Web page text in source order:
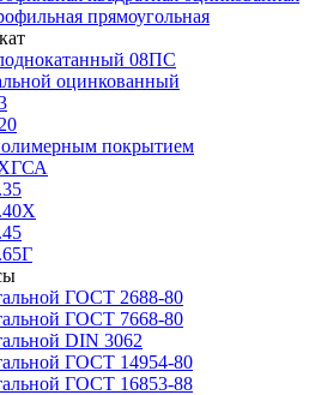
прямоугольная
08ПС
оцинкованный
покрытием
ГОСТ 2688-80
ГОСТ 7668-80
DIN 3062
ГОСТ 14954-80
ГОСТ 16853-88